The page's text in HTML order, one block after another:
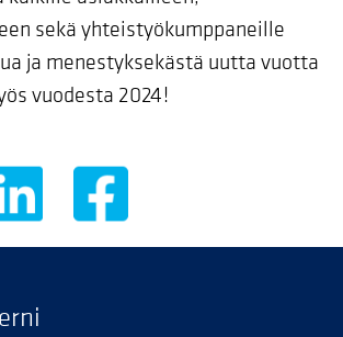
sekä yhteistyökumppaneille
ja menestyksekästä uutta vuotta
vuodesta 2024!